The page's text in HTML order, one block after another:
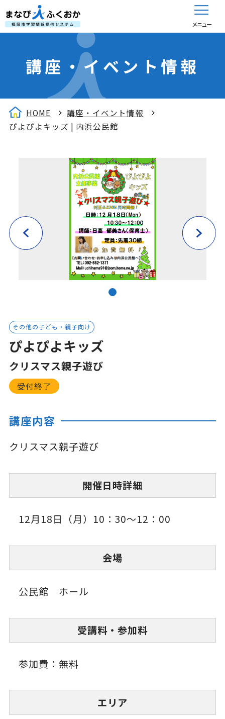
メニュー
講座・イベント情報
HOME
講座・イベント情報
ぴよぴよキッズ | 内浜公民館
その他の子ども・親子向け
ぴよぴよキッズ
クリスマス親子遊び
受付終了
講座内容
クリスマス親子遊び
開催日時詳細
12月18日（月）10：30～12：00
会場
公民館 ホール
受講料・参加料
参加費：無料
エリア